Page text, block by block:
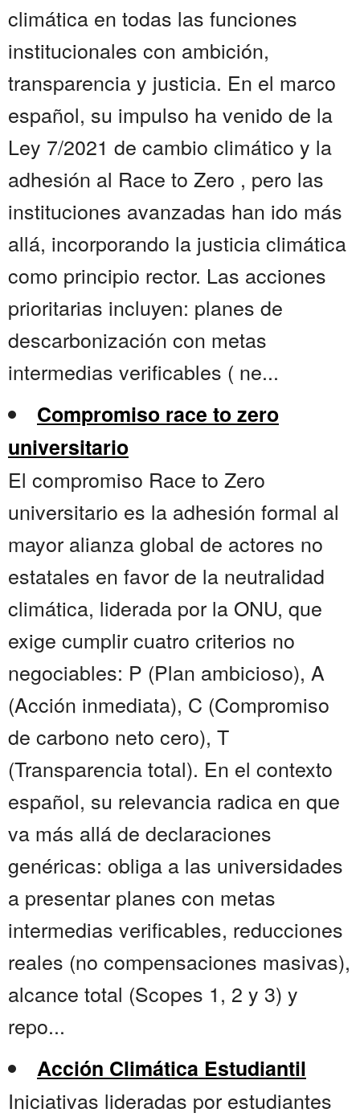
climática en todas las funciones
institucionales con ambición,
transparencia y justicia. En el marco
español, su impulso ha venido de la
Ley 7/2021 de cambio climático y la
adhesión al Race to Zero , pero las
instituciones avanzadas han ido más
allá, incorporando la justicia climática
como principio rector. Las acciones
prioritarias incluyen: planes de
descarbonización con metas
intermedias verificables ( ne...
Compromiso race to zero
universitario
El compromiso Race to Zero
universitario es la adhesión formal al
mayor alianza global de actores no
estatales en favor de la neutralidad
climática, liderada por la ONU, que
exige cumplir cuatro criterios no
negociables: P (Plan ambicioso), A
(Acción inmediata), C (Compromiso
de carbono neto cero), T
(Transparencia total). En el contexto
español, su relevancia radica en que
va más allá de declaraciones
genéricas: obliga a las universidades
a presentar planes con metas
intermedias verificables, reducciones
reales (no compensaciones masivas),
alcance total (Scopes 1, 2 y 3) y
repo...
Acción Climática Estudiantil
Iniciativas lideradas por estudiantes